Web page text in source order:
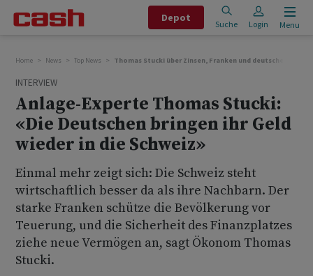
Depot
Suche Login Menu
Home News Top News Thomas Stucki über Zinsen, Franken und deutsche
INTERVIEW
Anlage-Experte Thomas Stucki:
«Die Deutschen bringen ihr Geld
wieder in die Schweiz»
Einmal mehr zeigt sich: Die Schweiz steht
wirtschaftlich besser da als ihre Nachbarn. Der
starke Franken schütze die Bevölkerung vor
Teuerung, und die Sicherheit des Finanzplatzes
ziehe neue Vermögen an, sagt Ökonom Thomas
Stucki.